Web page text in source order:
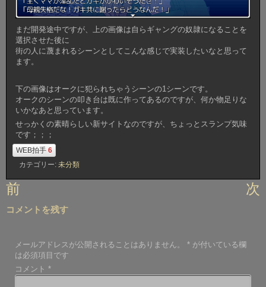
まだ開発途中ですが、上の画像は自らギャングの奴隷になることを
選択させた後に
街の人に蔑まれるシーンとしてこんな感じで実装したいなと思って
ます。
下の画像はオークに犯られちゃうシーンの1シーンです。
オークのシーンの叩き台は既に作ってあるのですが、何か物足りな
いかなあと思っています。
せっかくの素晴らしい新サイトなのですが、ちょっとスランプ気味
です；；；
WEB拍手 6
カテゴリー: 未分類
投
ナ
ゲ
ー
シ
前 次
コメントを残す
メールアドレスが公開されることはありません。 * が付いている欄
は必須項目です
コメント*